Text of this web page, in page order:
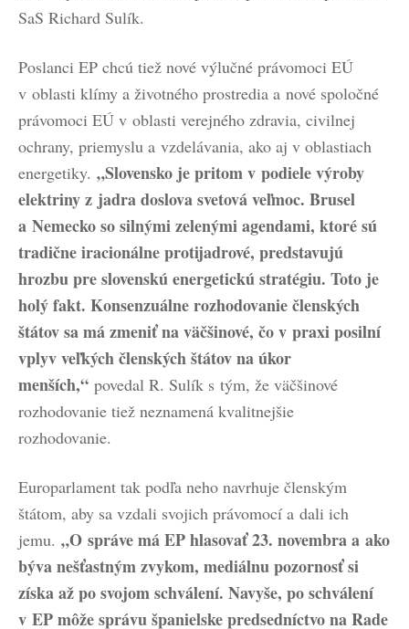
SaS Richard Sulík.
Poslanci EP chcú tiež nové výlučné právomoci EÚ
v oblasti klímy a životného prostredia a nové spoločné
právomoci EÚ v oblasti verejného zdravia, civilnej
ochrany, priemyslu a vzdelávania, ako aj v oblastiach
energetiky. „Slovensko je pritom v podiele výroby
elektriny z jadra doslova svetová veľmoc. Brusel
a Nemecko so silnými zelenými agendami, ktoré sú
tradične iracionálne protijadrové, predstavujú
hrozbu pre slovenskú energetickú stratégiu. Toto je
holý fakt. Konsenzuálne rozhodovanie členských
štátov sa má zmeniť na väčšinové, čo v praxi posilní
vplyv veľkých členských štátov na úkor
menších,“ povedal R. Sulík s tým, že väčšinové
rozhodovanie tiež neznamená kvalitnejšie
rozhodovanie.
Europarlament tak podľa neho navrhuje členským
štátom, aby sa vzdali svojich právomocí a dali ich
jemu. „O správe má EP hlasovať 23. novembra a ako
býva nešťastným zvykom, mediálnu pozornosť si
získa až po svojom schválení. Navyše, po schválení
v EP môže správu španielske predsedníctvo na Rade